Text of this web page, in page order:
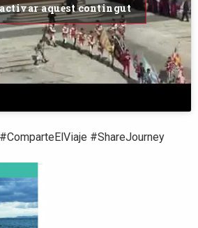
aquest contingut
#ShareJourney